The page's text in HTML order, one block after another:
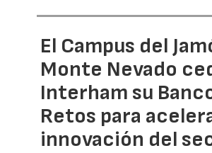
El Campus del
Monte Nevado
Interham su
Retos para
innovación del